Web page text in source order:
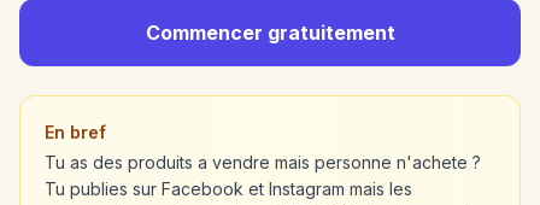
Commencer gratuitement
En bref
Tu as des produits a vendre mais personne n'achete ?
Tu publies sur Facebook et Instagram mais les